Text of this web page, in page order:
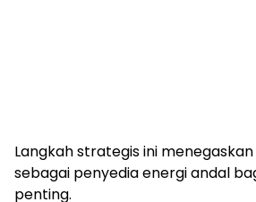
Langkah strategis ini menegaskan
sebagai penyedia energi andal
penting.